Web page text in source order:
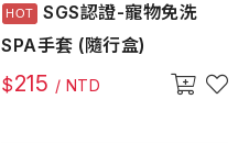
SGS認證-寵物免洗
SPA手套 (隨行盒)
$215 / NTD